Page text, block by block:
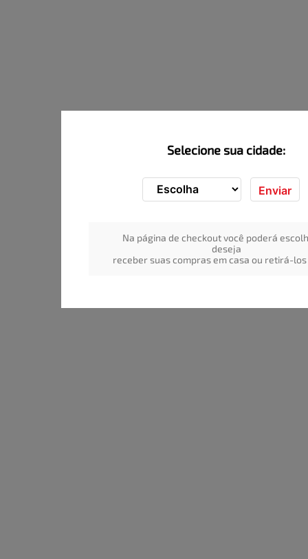
Selecione sua cidade:
Enviar
Na página de checkout você poderá
deseja
receber suas compras em casa ou retirá-